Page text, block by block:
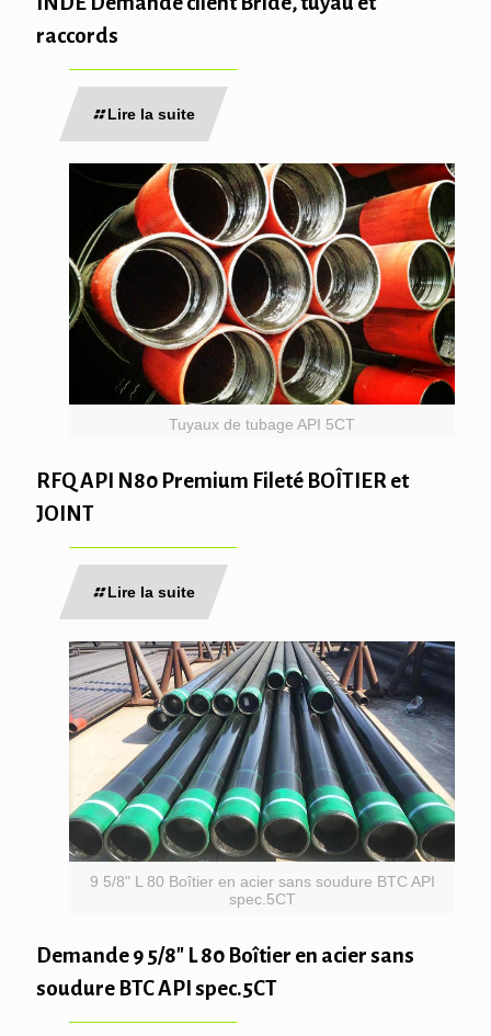
raccords
Lire la suite
Tuyaux de tubage API 5CT
RFQ API N80 Premium Fileté BOÎTIER et
JOINT
Lire la suite
9 5/8" L 80 Boîtier en acier sans soudure BTC API
spec.5CT
Demande 9 5/8″ L 80 Boîtier en acier sans
soudure BTC API spec.5CT